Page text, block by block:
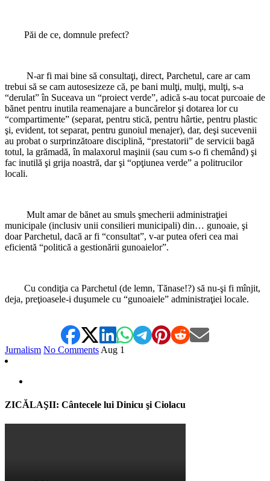
Păi de ce, domnule prefect?
N-ar fi mai bine să consultaţi, direct, Parchetul, care ar cam
trebui să se cam autosesizeze că, pe bani mulţi, mulţi, mulţi, s-a
“derulat” în Suceava un “proiect verde”, adică s-au tocat purcoaie de
bănet pentru inutila reamenajare a buncărelor şi dotarea lor cu
“compartimente” (separat, pentru stică, pentru hârtie, pentru plastic
şi, evident, tot separat, pentru gunoiul menajer), dar, deşi sucevenii
au probat o surprinzătoare disciplină, “prestatorii” de servicii bagă
totul, la grămadă, în malaxorul maşinii (sau cum s-o fi chemând) şi
fac inutilă şi grija noastră, dar şi “opţiunea verde” a politrucilor
locali.
Mult amar de bănet au smuls şmecherii administraţiei
municipale (inclusiv unii consilieri municipali) din… gunoaie, şi
doar Parchetul, dacă ar fi “consultat”, v-ar putea oferi cea mai
eficientă “politică a gestionării gunoaielor”.
Cu condiţia ca Parchetul (de lemn, Tănase!?) să nu-şi fi mînjit,
deja, preţioasele-i duşumele cu “gunoaiele” administraţiei locale.
Jurnalism No Comments Aug 1
ZICĂLAŞII: Cântecele lui Dinicu şi Ciolacu